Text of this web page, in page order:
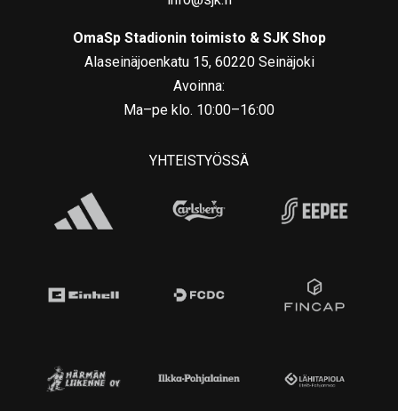
OmaSp Stadionin toimisto & SJK Shop
Alaseinäjoenkatu 15, 60220 Seinäjoki
Avoinna:
Ma–pe klo. 10:00–16:00
YHTEISTYÖSSÄ